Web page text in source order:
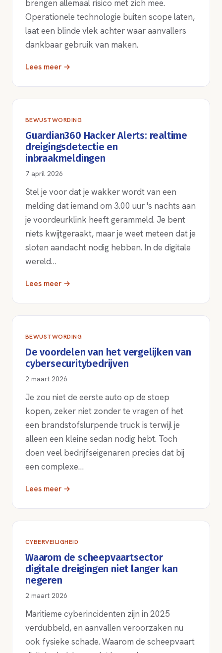
brengen allemaal risico met zich mee.
Operationele technologie buiten scope laten,
laat een blinde vlek achter waar aanvallers
dankbaar gebruik van maken.
Lees meer →
BEWUSTWORDING
Guardian360 Hacker Alerts: realtime
dreigingsdetectie en
inbraakmeldingen
7 april 2026
Stel je voor dat je wakker wordt van een
melding dat iemand om 3.00 uur 's nachts aan
je voordeurklink heeft gerammeld. Je bent
niets kwijtgeraakt, maar je weet meteen dat je
sloten aandacht nodig hebben. In de digitale
wereld…
Lees meer →
BEWUSTWORDING
De voordelen van het vergelijken van
cybersecuritybedrijven
2 maart 2026
Je zou niet de eerste auto op de stoep
kopen, zeker niet zonder te vragen of het
een brandstofslurpende truck is terwijl je
alleen een kleine sedan nodig hebt. Toch
doen veel bedrijfseigenaren precies dat bij
een complexe…
Lees meer →
CYBERVEILIGHEID
Waarom de scheepvaartsector
digitale dreigingen niet langer kan
negeren
2 maart 2026
Maritieme cyberincidenten zijn in 2025
verdubbeld, en aanvallen veroorzaken nu
ook fysieke schade. Waarom de scheepvaart